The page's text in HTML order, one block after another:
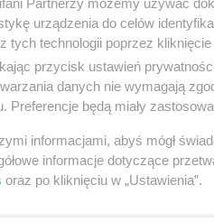
3 Obserwuj notkę
Partnerzy możemy używać
urządzenia do celów
tych technologii poprzez
przycisk ustawień
danych nie wymagają
Preferencje będą miały
informacjami, abyś mógł
informacje dotyczące
oraz po kliknięciu w „Ustawienia”.